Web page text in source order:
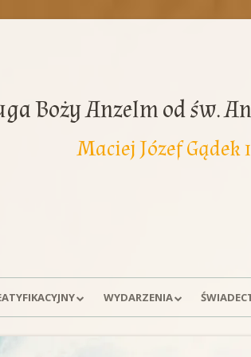
Boży Anzelm od św.
Maciej Józef Gądek
WYDARZENIA